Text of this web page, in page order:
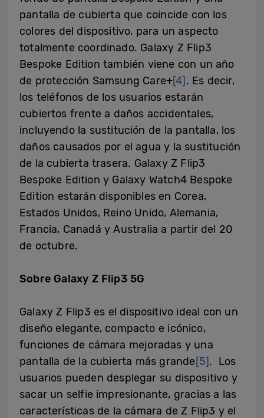
pantalla de cubierta que coincide con los
colores del dispositivo, para un aspecto
totalmente coordinado. Galaxy Z Flip3
Bespoke Edition también viene con un año
de protección Samsung Care+[4] . Es decir,
los teléfonos de los usuarios estarán
cubiertos frente a daños accidentales,
incluyendo la sustitución de la pantalla, los
daños causados por el agua y la sustitución
de la cubierta trasera. Galaxy Z Flip3
Bespoke Edition y Galaxy Watch4 Bespoke
Edition estarán disponibles en Corea,
Estados Unidos, Reino Unido, Alemania,
Francia, Canadá y Australia a partir del 20
de octubre.
Sobre Galaxy Z Flip3 5G
Galaxy Z Flip3 es el dispositivo ideal con un
diseño elegante, compacto e icónico,
funciones de cámara mejoradas y una
pantalla de la cubierta más grande[5]. Los
usuarios pueden desplegar su dispositivo y
sacar un selfie impresionante, gracias a las
características de la cámara de Z Flip3 y el